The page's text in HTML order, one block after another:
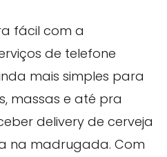
fácil com a
de telefone
mais simples para
massas e até pra
delivery de cerveja
na madrugada. Com